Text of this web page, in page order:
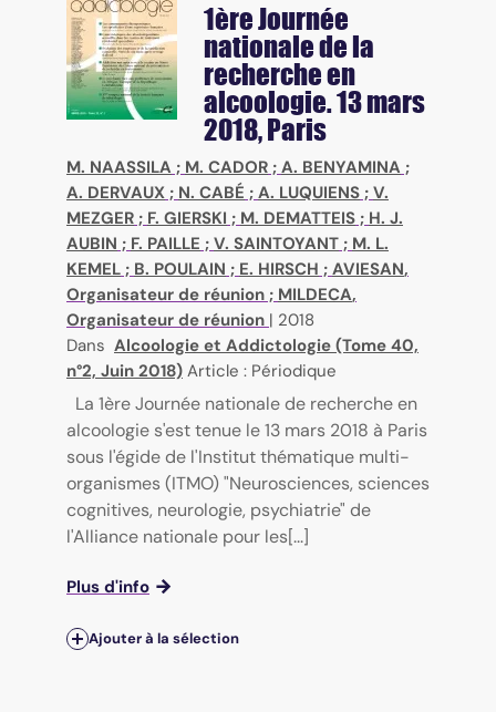
1ère Journée
nationale de la
recherche en
alcoologie. 13 mars
2018, Paris
M. NAASSILA ; M. CADOR ; A. BENYAMINA ;
A. DERVAUX ; N. CABÉ ; A. LUQUIENS ; V.
MEZGER ; F. GIERSKI ; M. DEMATTEIS ; H. J.
AUBIN ; F. PAILLE ; V. SAINTOYANT ; M. L.
KEMEL ; B. POULAIN ; E. HIRSCH ; AVIESAN,
Organisateur de réunion ; MILDECA,
Organisateur de réunion | 2018
Dans Alcoologie et Addictologie (Tome 40,
n°2, Juin 2018) Article : Périodique
La 1ère Journée nationale de recherche en
alcoologie s'est tenue le 13 mars 2018 à Paris
sous l'égide de l'Institut thématique multi-
organismes (ITMO) "Neurosciences, sciences
cognitives, neurologie, psychiatrie" de
l'Alliance nationale pour les[...]
Plus d'info
Ajouter à la sélection